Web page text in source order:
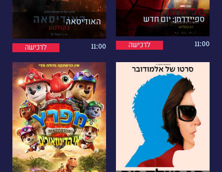
ספיידרמן: יום חדש
11:00 לרכישה
האודיסאה
11:00 לרכישה